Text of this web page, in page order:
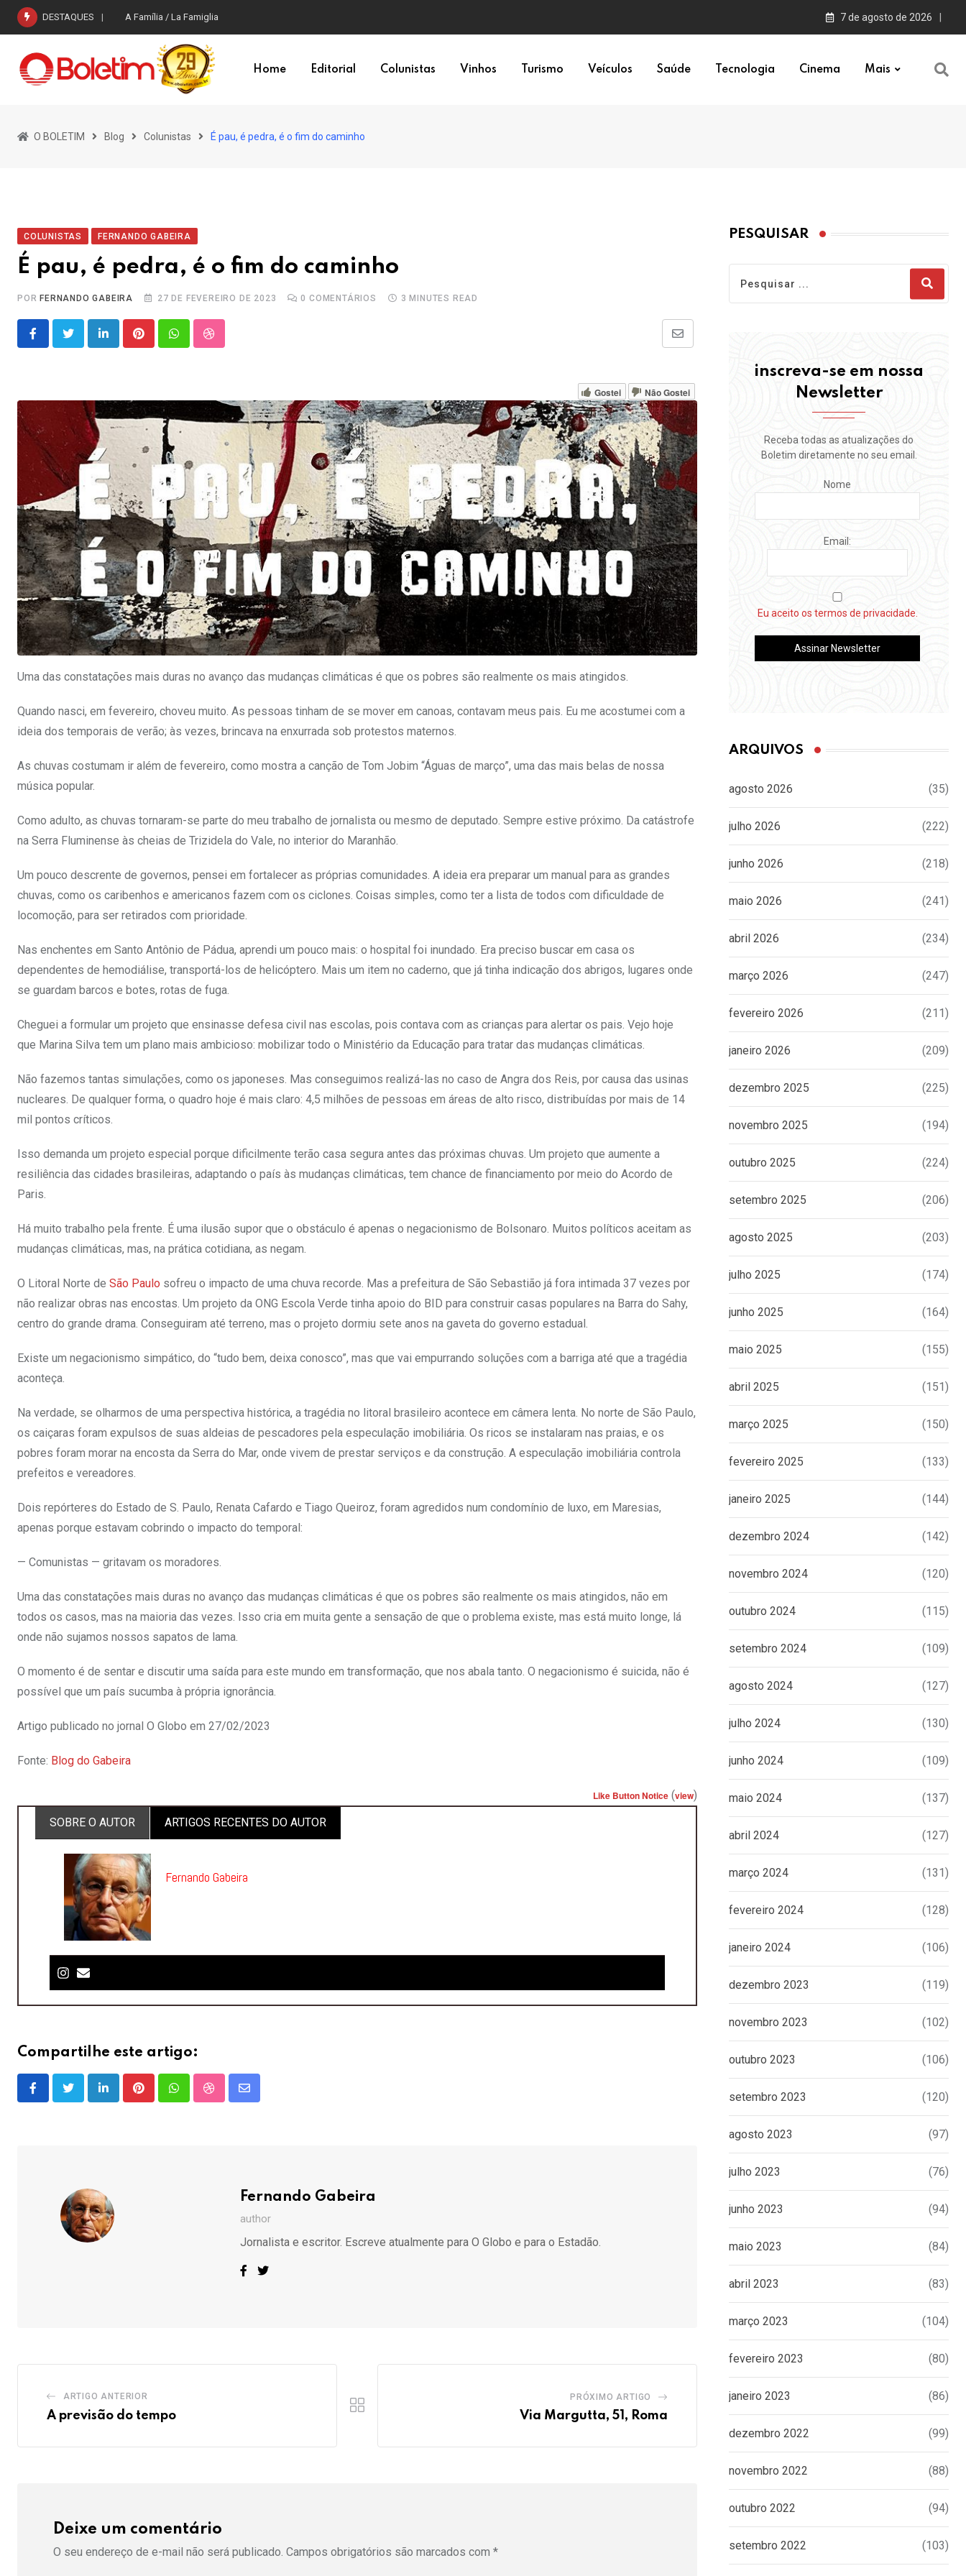
Skip
content
DESTAQUES A Família / La Famiglia 7 de agosto de 2026
Home Editorial Colunistas Vinhos Turismo Veículos Saúde Tecnologia Cinema Mais
O BOLETIM Blog Colunistas É pau, é pedra, é o fim do caminho
COLUNISTAS FERNANDO GABEIRA
É pau, é pedra, é o fim do caminho
POR FERNANDO GABEIRA 27 DE FEVEREIRO DE 2023 0 COMENTÁRIOS 3 MINUTES READ
LinkedInPinterestWhatsappStumbleUpon
Share
Email
Gostei Não Gostei
Uma das constatações mais duras no avanço das mudanças climáticas é que os pobres são realmente os mais atingidos.
Quando nasci, em fevereiro, choveu muito. As pessoas tinham de se mover em canoas, contavam meus pais. Eu me acostumei com a
ideia dos temporais de verão; às vezes, brincava na enxurrada sob protestos maternos.
As chuvas costumam ir além de fevereiro, como mostra a canção de Tom Jobim “Águas de março”, uma das mais belas de nossa
música popular.
Como adulto, as chuvas tornaram-se parte do meu trabalho de jornalista ou mesmo de deputado. Sempre estive próximo. Da catástrofe
na Serra Fluminense às cheias de Trizidela do Vale, no interior do Maranhão.
Um pouco descrente de governos, pensei em fortalecer as próprias comunidades. A ideia era preparar um manual para as grandes
chuvas, como os caribenhos e americanos fazem com os ciclones. Coisas simples, como ter a lista de todos com dificuldade de
locomoção, para ser retirados com prioridade.
Nas enchentes em Santo Antônio de Pádua, aprendi um pouco mais: o hospital foi inundado. Era preciso buscar em casa os
dependentes de hemodiálise, transportá-los de helicóptero. Mais um item no caderno, que já tinha indicação dos abrigos, lugares onde
se guardam barcos e botes, rotas de fuga.
Cheguei a formular um projeto que ensinasse defesa civil nas escolas, pois contava com as crianças para alertar os pais. Vejo hoje
que Marina Silva tem um plano mais ambicioso: mobilizar todo o Ministério da Educação para tratar das mudanças climáticas.
Não fazemos tantas simulações, como os japoneses. Mas conseguimos realizá-las no caso de Angra dos Reis, por causa das usinas
nucleares. De qualquer forma, o quadro hoje é mais claro: 4,5 milhões de pessoas em áreas de alto risco, distribuídas por mais de 14
mil pontos críticos.
Isso demanda um projeto especial porque dificilmente terão casa segura antes das próximas chuvas. Um projeto que aumente a
resiliência das cidades brasileiras, adaptando o país às mudanças climáticas, tem chance de financiamento por meio do Acordo de
Paris.
Há muito trabalho pela frente. É uma ilusão supor que o obstáculo é apenas o negacionismo de Bolsonaro. Muitos políticos aceitam as
mudanças climáticas, mas, na prática cotidiana, as negam.
O Litoral Norte de São Paulo sofreu o impacto de uma chuva recorde. Mas a prefeitura de São Sebastião já fora intimada 37 vezes por
não realizar obras nas encostas. Um projeto da ONG Escola Verde tinha apoio do BID para construir casas populares na Barra do Sahy,
centro do grande drama. Conseguiram até terreno, mas o projeto dormiu sete anos na gaveta do governo estadual.
Existe um negacionismo simpático, do “tudo bem, deixa conosco”, mas que vai empurrando soluções com a barriga até que a tragédia
aconteça.
Na verdade, se olharmos de uma perspectiva histórica, a tragédia no litoral brasileiro acontece em câmera lenta. No norte de São Paulo,
os caiçaras foram expulsos de suas aldeias de pescadores pela especulação imobiliária. Os ricos se instalaram nas praias, e os
pobres foram morar na encosta da Serra do Mar, onde vivem de prestar serviços e da construção. A especulação imobiliária controla
prefeitos e vereadores.
Dois repórteres do Estado de S. Paulo, Renata Cafardo e Tiago Queiroz, foram agredidos num condomínio de luxo, em Maresias,
apenas porque estavam cobrindo o impacto do temporal:
— Comunistas — gritavam os moradores.
Uma das constatações mais duras no avanço das mudanças climáticas é que os pobres são realmente os mais atingidos, não em
todos os casos, mas na maioria das vezes. Isso cria em muita gente a sensação de que o problema existe, mas está muito longe, lá
onde não sujamos nossos sapatos de lama.
O momento é de sentar e discutir uma saída para este mundo em transformação, que nos abala tanto. O negacionismo é suicida, não é
possível que um país sucumba à própria ignorância.
Artigo publicado no jornal O Globo em 27/02/2023
Fonte: Blog do Gabeira
Like Button Notice (view)
SOBRE O AUTOR
ARTIGOS RECENTES DO AUTOR
Fernando Gabeira
Compartilhe este artigo:
LinkedInPinterestWhatsappStumbleUpon
Share
Fernando Gabeira
author
Jornalista e escritor. Escreve atualmente para O Globo e para o Estadão.
ARTIGO ANTERIOR
A previsão do tempo
PRÓXIMO ARTIGO
Via Margutta, 51, Roma
Deixe um comentário
O seu endereço de e-mail não será publicado. Campos obrigatórios são marcados com *
PESQUISAR
inscreva-se em nossa
Newsletter
Receba todas as atualizações do
Boletim diretamente no seu email.
Nome
Email:
Eu aceito os termos de privacidade.
ARQUIVOS
agosto 2026 (35)
julho 2026 (222)
junho 2026 (218)
maio 2026 (241)
abril 2026 (234)
março 2026 (247)
fevereiro 2026 (211)
janeiro 2026 (209)
dezembro 2025 (225)
novembro 2025 (194)
outubro 2025 (224)
setembro 2025 (206)
agosto 2025 (203)
julho 2025 (174)
junho 2025 (164)
maio 2025 (155)
abril 2025 (151)
março 2025 (150)
fevereiro 2025 (133)
janeiro 2025 (144)
dezembro 2024 (142)
novembro 2024 (120)
outubro 2024 (115)
setembro 2024 (109)
agosto 2024 (127)
julho 2024 (130)
junho 2024 (109)
maio 2024 (137)
abril 2024 (127)
março 2024 (131)
fevereiro 2024 (128)
janeiro 2024 (106)
dezembro 2023 (119)
novembro 2023 (102)
outubro 2023 (106)
setembro 2023 (120)
agosto 2023 (97)
julho 2023 (76)
junho 2023 (94)
maio 2023 (84)
abril 2023 (83)
março 2023 (104)
fevereiro 2023 (80)
janeiro 2023 (86)
dezembro 2022 (99)
novembro 2022 (88)
outubro 2022 (94)
setembro 2022 (103)